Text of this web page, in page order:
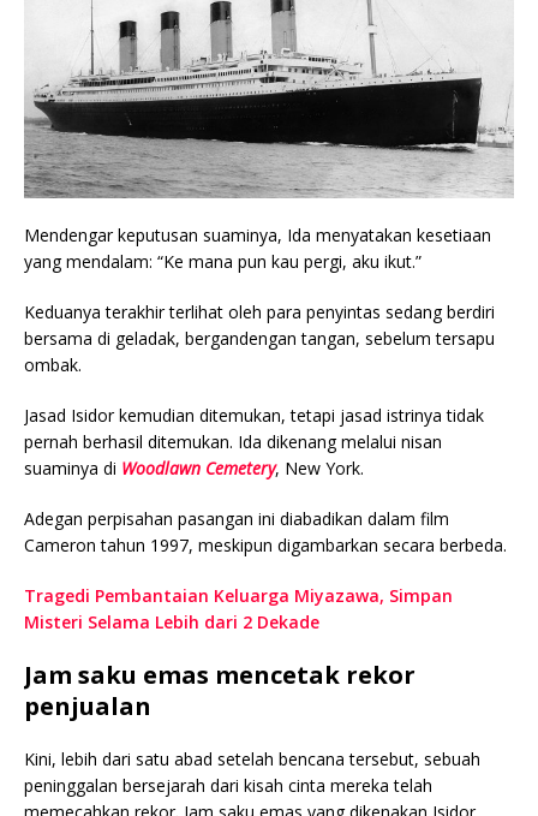
Mendengar keputusan suaminya, Ida menyatakan kesetiaan
yang mendalam: “Ke mana pun kau pergi, aku ikut.”
Keduanya terakhir terlihat oleh para penyintas sedang berdiri
bersama di geladak, bergandengan tangan, sebelum tersapu
ombak.
Jasad Isidor kemudian ditemukan, tetapi jasad istrinya tidak
pernah berhasil ditemukan. Ida dikenang melalui nisan
suaminya di Woodlawn Cemetery, New York.
Adegan perpisahan pasangan ini diabadikan dalam film
Cameron tahun 1997, meskipun digambarkan secara berbeda.
Tragedi Pembantaian Keluarga Miyazawa, Simpan
Misteri Selama Lebih dari 2 Dekade
Jam saku emas mencetak rekor
penjualan
Kini, lebih dari satu abad setelah bencana tersebut, sebuah
peninggalan bersejarah dari kisah cinta mereka telah